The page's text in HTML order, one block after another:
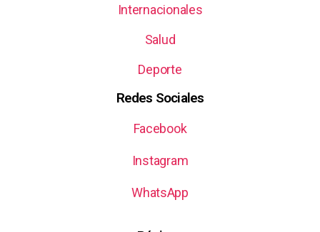
Internacionales
Salud
Deporte
Redes Sociales
Facebook
Instagram
WhatsApp